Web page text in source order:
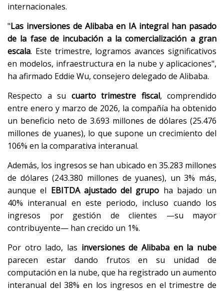
internacionales.
"Las inversiones de Alibaba en IA integral han pasado
de la fase de incubación a la comercialización a gran
escala. Este trimestre, logramos avances significativos
en modelos, infraestructura en la nube y aplicaciones",
ha afirmado Eddie Wu, consejero delegado de Alibaba.
Respecto a su cuarto trimestre fiscal, comprendido
entre enero y marzo de 2026, la compañía ha obtenido
un beneficio neto de 3.693 millones de dólares (25.476
millones de yuanes), lo que supone un crecimiento del
106% en la comparativa interanual.
Además, los ingresos se han ubicado en 35.283 millones
de dólares (243.380 millones de yuanes), un 3% más,
aunque el EBITDA ajustado del grupo ha bajado un
40% interanual en este periodo, incluso cuando los
ingresos por gestión de clientes —su mayor
contribuyente— han crecido un 1%.
Por otro lado, las inversiones de Alibaba en la nube
parecen estar dando frutos en su unidad de
computación en la nube, que ha registrado un aumento
interanual del 38% en los ingresos en el trimestre de